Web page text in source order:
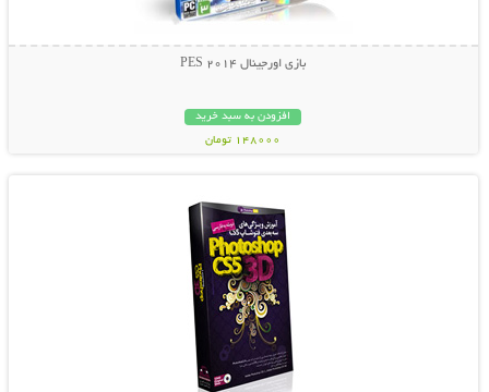
بازی اورجینال PES 2014
افزودن به سبد خرید
148000 تومان
نمایش توضیحات بیشتر